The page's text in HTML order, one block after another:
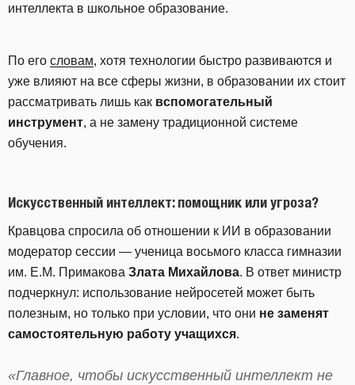
интеллекта в школьное образование.
По его словам, хотя технологии быстро развиваются и
уже влияют на все сферы жизни, в образовании их стоит
рассматривать лишь как вспомогательный
инструмент, а не замену традиционной системе
обучения.
Искусственный интеллект: помощник или угроза?
Кравцова спросила об отношении к ИИ в образовании
модератор сессии — ученица восьмого класса гимназии
им. Е.М. Примакова Злата Михайлова. В ответ министр
подчеркнул: использование нейросетей может быть
полезным, но только при условии, что они не заменят
самостоятельную работу учащихся.
«Главное, чтобы искусственный интеллект не